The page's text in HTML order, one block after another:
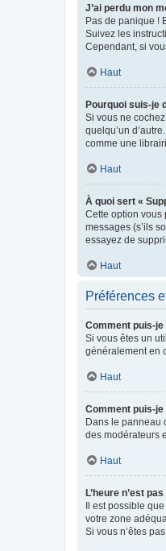
J’ai perdu mon
Pas de panique !
Suivez les
Cependant, si
Haut
Pourquoi suis-je
Si vous ne
quelqu’un
comme une
Haut
À quoi sert «
Cette option vous
messages (s’ils
essayez de
Haut
Préférences
Comment puis-
Si vous êtes un
généralement en
Haut
Comment puis-
Dans le panneau
des modérateurs
Haut
L’heure n’est
Il est possible
votre zone
Si vous n’êtes